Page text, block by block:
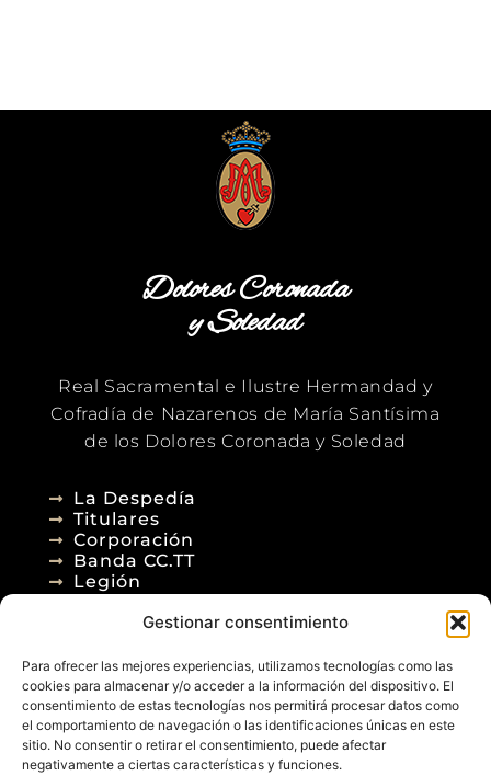
Gestionar consentimiento
Para ofrecer las mejores experiencias, utilizamos tecnologías como las
cookies para almacenar y/o acceder a la información del dispositivo. El
consentimiento de estas tecnologías nos permitirá procesar datos como
el comportamiento de navegación o las identificaciones únicas en este
sitio. No consentir o retirar el consentimiento, puede afectar
negativamente a ciertas características y funciones.
Dolores Coronada
y Soledad
Real Sacramental e Ilustre Hermandad y
Cofradía de Nazarenos de María Santísima
de los Dolores Coronada y Soledad
La Despedía
Titulares
Corporación
Banda CC.TT
Legión
Agenda
Blog
Contacto